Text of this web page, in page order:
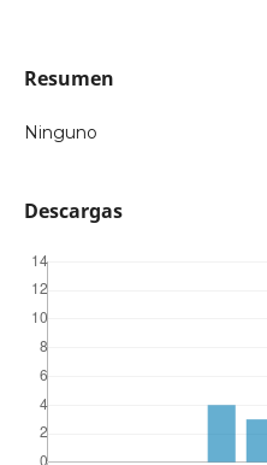
Resumen
Ninguno
Descargas